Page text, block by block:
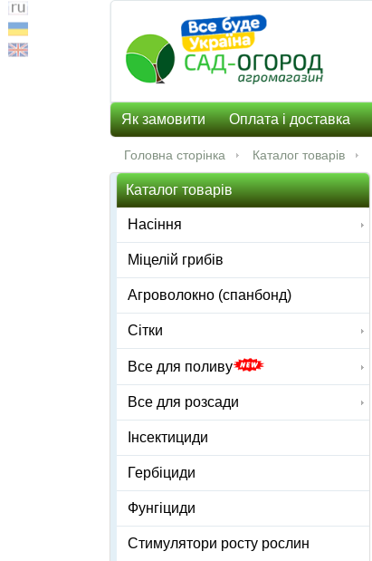
Як замовити Оплата і доставка
Головна сторінка Каталог товарів
Каталог товарів
Насіння
Міцелій грибів
Агроволокно (спанбонд)
Сітки
Все для поливу
Все для розсади
Інсектициди
Гербіциди
Фунгіциди
Стимулятори росту рослин